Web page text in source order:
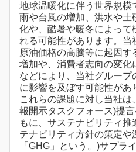
地球温暖化に伴う世界規模
雨や台風の増加、洪水や土
化や、酷暑や暖冬によって
れる可能性があります。当
原油価格の高騰等に起因す
増加や、消費者志向の変化
などにより、当社グルー
に影響を及ぼす可能性があ
これらの課題に対し当社
報開示タスクフォース)提
もに、サステナビリティ
テナビリティ方針の策定や
「GHG」という。)サプラ